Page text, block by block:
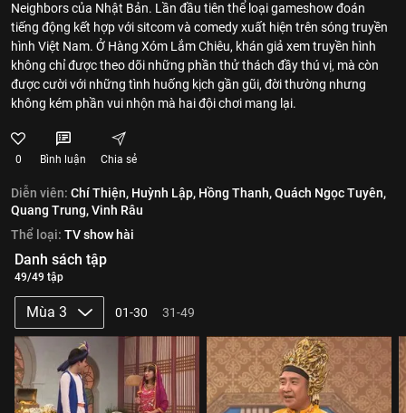
Neighbors của Nhật Bản. Lần đầu tiên thể loại gameshow đoán
tiếng động kết hợp với sitcom và comedy xuất hiện trên sóng truyền
hình Việt Nam. Ở Hàng Xóm Lắm Chiêu, khán giả xem truyền hình
không chỉ được theo dõi những phần thử thách đầy thú vị, mà còn
được cười với những tình huống kịch gần gũi, đời thường nhưng
không kém phần vui nhộn mà hai đội chơi mang lại.
0 Bình luận Chia sẻ
Diễn viên: Chí Thiện, Huỳnh Lập, Hồng Thanh,Quách Ngọc Tuyên,
Quang Trung,Vinh Râu
Thể loại: TV show hài
Danh sách tập
49/49 tập
Mùa 3 01-30 31-49